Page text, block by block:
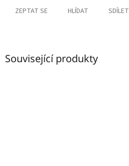
ZEPTAT SE HLÍDAT SDÍLET
Související produkty